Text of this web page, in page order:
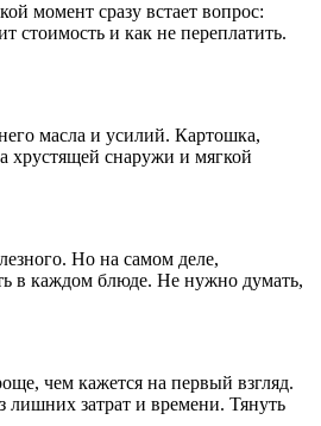
момент сразу встает вопрос:
стоимость и как не переплатить.
масла и усилий. Картошка,
хрустящей снаружи и мягкой
Но на самом деле,
в каждом блюде. Не нужно думать,
чем кажется на первый взгляд.
затрат и времени. Тянуть